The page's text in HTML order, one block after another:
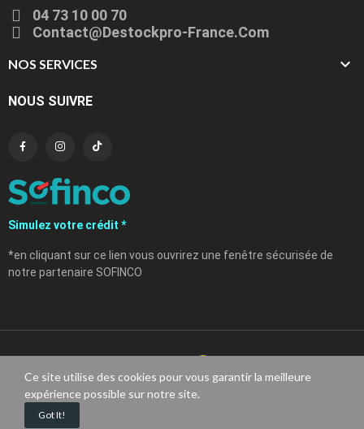
04 73 10 00 70
Contact@destockpro-France.com
NOS SERVICES 
NOUS SUIVRE
Simulez votre crédit *
*en cliquant sur ce lien vous ouvrirez une fenêtre sécurisée de
notre partenaire SOFINCO
DestockPro France © tous droits réservés
Ce site utilise des cookies pour vous garantir la meilleure
expérience possible sur notre site.
Got It!